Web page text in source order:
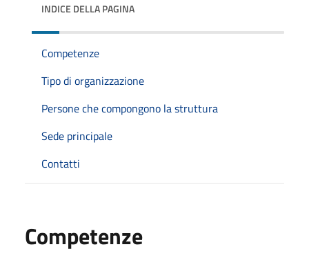
INDICE DELLA PAGINA
Competenze
Tipo di organizzazione
Persone che compongono la struttura
Sede principale
Contatti
Competenze